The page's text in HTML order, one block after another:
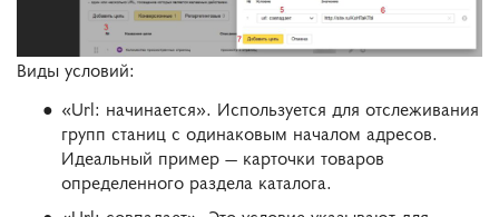
Виды условий:
«Url: начинается». Используется для отслеживания
групп станиц с одинаковым началом адресов.
Идеальный пример — карточки товаров
определенного раздела каталога.